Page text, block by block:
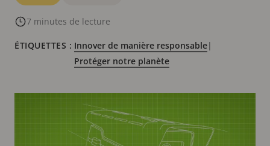
7 minutes de lecture
ÉTIQUETTES : Innover de manière responsable|
Protéger notre planète